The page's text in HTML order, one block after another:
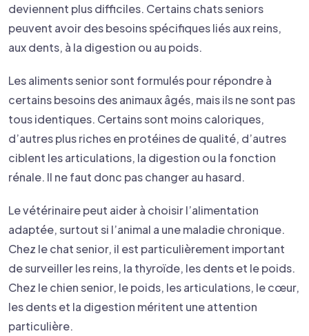
deviennent plus difficiles. Certains chats seniors
peuvent avoir des besoins spécifiques liés aux reins,
aux dents, à la digestion ou au poids.
Les aliments senior sont formulés pour répondre à
certains besoins des animaux âgés, mais ils ne sont pas
tous identiques. Certains sont moins caloriques,
d’autres plus riches en protéines de qualité, d’autres
ciblent les articulations, la digestion ou la fonction
rénale. Il ne faut donc pas changer au hasard.
Le vétérinaire peut aider à choisir l’alimentation
adaptée, surtout si l’animal a une maladie chronique.
Chez le chat senior, il est particulièrement important
de surveiller les reins, la thyroïde, les dents et le poids.
Chez le chien senior, le poids, les articulations, le cœur,
les dents et la digestion méritent une attention
particulière.